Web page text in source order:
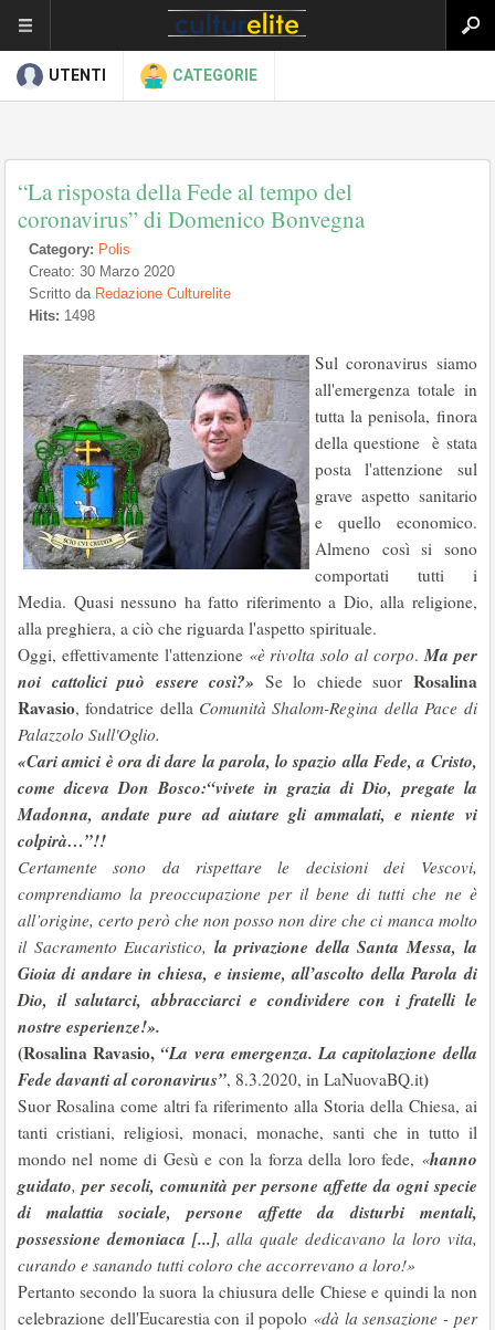
UTENTI CATEGORIE
“La risposta della Fede al tempo del
coronavirus” di Domenico Bonvegna
Category: Polis
Creato: 30 Marzo 2020
Scritto da Redazione Culturelite
Hits: 1498
Sul coronavirus siamo
all'emergenza totale in
tutta la penisola, finora
della questione è stata
posta l'attenzione sul
grave aspetto sanitario
e quello economico.
Almeno così si sono
comportati tutti i
Media. Quasi nessuno ha fatto riferimento a Dio, alla religione,
alla preghiera, a ciò che riguarda l'aspetto spirituale.
Oggi, effettivamente l'attenzione«è rivolta solo al corpo.Ma per
noi cattolici può essere così?» Se lo chiede suor Rosalina
Ravasio, fondatrice della Comunità Shalom-Regina della Pace di
Palazzolo Sull'Oglio.
«Cari amici è ora di dare la parola, lo spazio alla Fede, a Cristo,
come diceva Don Bosco:“vivete in grazia di Dio, pregate la
Madonna, andate pure ad aiutare gli ammalati, e niente vi
colpirà…”!!
Certamente sono da rispettare le decisioni dei Vescovi,
comprendiamo la preoccupazione per il bene di tutti che ne è
all’origine, certo però che non posso non dire che ci manca molto
il Sacramento Eucaristico, la privazione della Santa Messa, la
Gioia di andare in chiesa, e insieme, all’ascolto della Parola di
Dio, il salutarci, abbracciarci e condividere con i fratelli le
nostre esperienze!».
(Rosalina Ravasio, “La vera emergenza.La capitolazione della
Fede davanti al coronavirus”, 8.3.2020, in LaNuovaBQ.it)
Suor Rosalina come altri fa riferimento alla Storia della Chiesa, ai
tanti cristiani, religiosi, monaci, monache, santi che in tutto il
mondo nel nome di Gesù e con la forza della loro fede, «hanno
guidato,per secoli, comunità per persone affette da ogni specie
di malattia sociale, persone affette da disturbi mentali,
possessione demoniaca [...], alla quale dedicavano la loro vita,
curando e sanando tutti coloro che accorrevano a loro!»
Pertanto secondo la suora la chiusura delle Chiese e quindi la non
celebrazione dell'Eucarestia con il popolo «dà la sensazione - per